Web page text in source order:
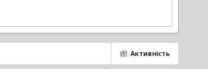
Активність